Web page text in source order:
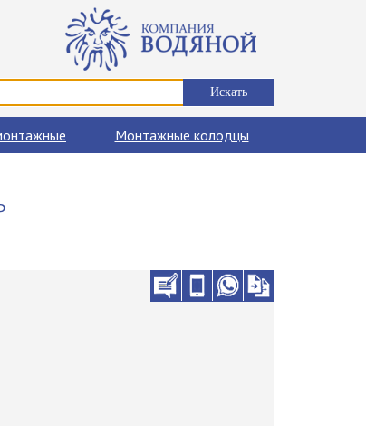
Монтажные колодцы